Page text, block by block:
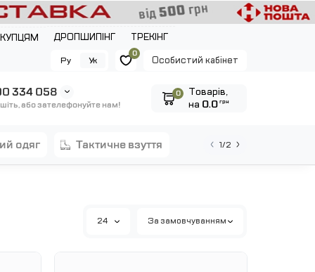
ДРОПШИПІНГ
ТРЕКІНГ
Особистий кабінет
0
Ру Ук
334 058
або зателефонуйте нам!
0
Tоварів,
на 0.0грн
одяг тактичне взуття 1/2
24 За замовчуванням